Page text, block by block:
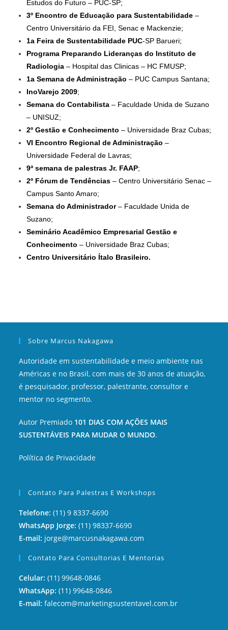
Estudos do Futuro – PUC-SP;
3º Encontro de Educação para Sustentabilidade –
Centro Universitário da FEI, Senac e Mackenzie;
1a Feira de Sustentabilidade PUC-SP Barueri;
Programa Preparando Lideranças do Instituto de
Radiologia – Hospital das Clinicas – HC FMUSP;
1a Semana de Administração – PUC Campus Santana;
InoVarejo 2009;
Semana do Contabilista – Faculdade Unida de Suzano
– UNISUZ;
2º Gestão e Conhecimento – Universidade Braz Cubas;
VI Encontro Regional de Administração –
Universidade Federal de Lavras;
9ª semana de palestras Jr. FAAP;
2º Fórum de Tendências – Centro Universitário Senac –
Campus Santo Amaro;
Semana do Administrador– Faculdade Unida de
Suzano;
Seminário Acadêmico Empresarial Gestão e
Conhecimento – Universidade Braz Cubas;
Centro Universitário Ítalo Brasileiro.
Sobre Marcus Nakagawa
Autoridade em sustentabilidade e meio ambiente nas
Américas e no Brasil, com mais de 30 anos de atuação,
é pesquisador, professor, palestrante, consultor e
mentor no segmento.
Autor Premiado 101 DIAS COM AÇÕES MAIS
SUSTENTÁVEIS PARA MUDAR O MUNDO.
Política de Privacidade
Contato Para Palestras E Workshops
Telefone: (11) 9 8337-6690
WhatsApp Jorge: (11) 98337-6690
E-mail: jorge@marcusnakagawa.com
Contato Para Consultorias E Mentorias
Celular: (11) 99648-0846
WhatsApp: (11) 99648-0846
E-mail: falecom@marketingsustentavel.com.br